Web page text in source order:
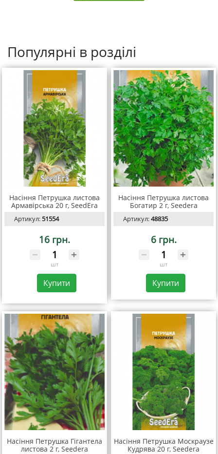
Популярні в розділі
Насіння Петрушка листова
Армавірська 20 г, SeedEra
Артикул:51554
16 грн.
шт
Купити
Насіння Петрушка листова
Богатир 2 г, Seedera
Артикул:48835
6 грн.
шт
Купити
Насіння Петрушка Гігантела
листова 2 г, Seedera
Насіння Петрушка Москраузе
Кудрява 20 г, Seedera